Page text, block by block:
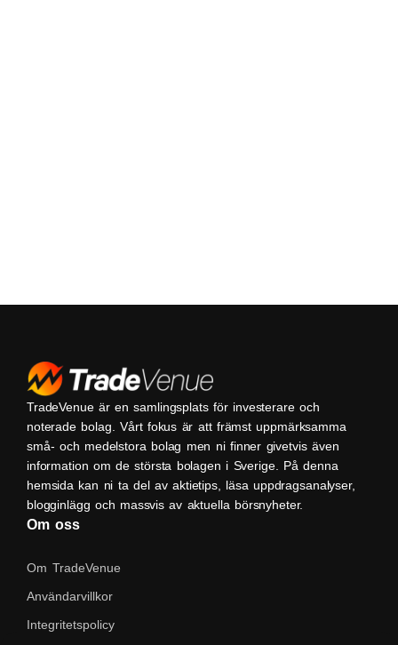
TradeVenue är en samlingsplats för investerare och
noterade bolag. Vårt fokus är att främst uppmärksamma
små- och medelstora bolag men ni finner givetvis även
information om de största bolagen i Sverige. På denna
hemsida kan ni ta del av aktietips, läsa uppdragsanalyser,
blogginlägg och massvis av aktuella börsnyheter.
Om oss
Om TradeVenue
Användarvillkor
Integritetspolicy